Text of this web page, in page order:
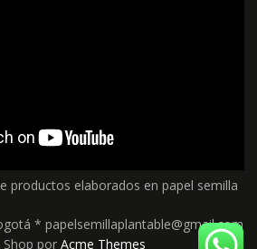
productos elaborados en papel semilla
* papelsemillaplantable@gmail.com
Shop por Acme Themes